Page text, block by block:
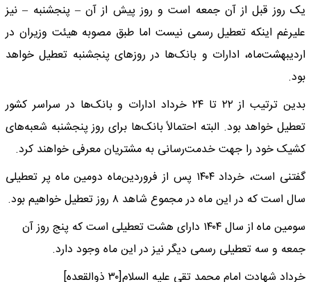
یک روز قبل از آن جمعه است و روز پیش از آن – پنجشنبه – نیز
علیرغم اینکه تعطیل رسمی نیست اما طبق مصوبه هیئت وزیران در
اردیبهشت‌ماه، ادارات و بانک‌ها در روزهای پنجشنبه تعطیل خواهد
بود.
بدین ترتیب از ۲۲ تا ۲۴ خرداد ادارات و بانک‌ها در سراسر کشور
تعطیل خواهد بود. البته احتمالاً بانک‌ها برای روز پنجشنبه شعبه‌های
کشیک خود را جهت خدمت‌رسانی به مشتریان معرفی خواهند کرد.
گفتنی است، خرداد ۱۴۰۴ پس از فروردین‌ماه دومین ماه پر تعطیلی
سال است که در این ماه در مجموع شاهد ۸ روز تعطیل خواهیم بود.
سومین ماه از سال ۱۴۰۴ دارای هشت تعطیلی است که پنج روز آن
جمعه و سه تعطیلی رسمی دیگر نیز در این ماه وجود دارد.
خرداد شهادت امام محمد تقی علیه السلام[٣٠ ذوالقعده]